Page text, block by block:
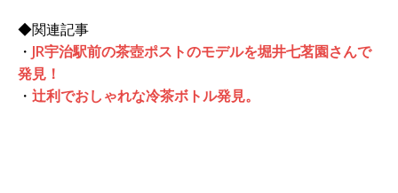
◆関連記事
・ JR宇治駅前の茶壺ポストのモデルを堀井七茗園さんで
発見！
・ 辻利でおしゃれな冷茶ボトル発見。